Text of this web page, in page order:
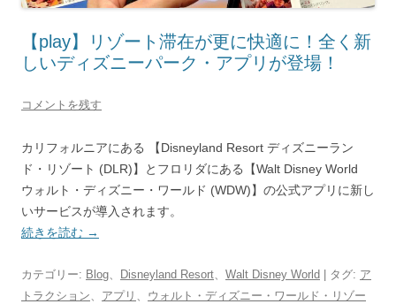
【play】リゾート滞在が更に快適に！全く新
しいディズニーパーク・アプリが登場！
コメントを残す
カリフォルニアにある 【Disneyland Resort ディズニーラン
ド・リゾート (DLR)】とフロリダにある【Walt Disney World
ウォルト・ディズニー・ワールド (WDW)】の公式アプリに新し
いサービスが導入されます。
続きを読む →
カテゴリー: Blog、 Disneyland Resort、 Walt Disney World | タグ: ア
トラクション、 アプリ 、 ウォルト・ディズニー・ワールド・リゾー